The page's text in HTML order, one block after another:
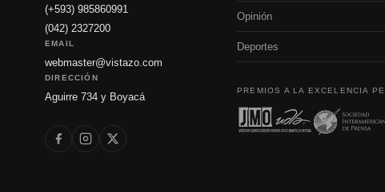
(+593) 985860991
(042) 2327200
EMAIL
webmaster@vistazo.com
DIRECCIÓN
Aguirre 734 y Boyacá
Opinión
Deportes
PREMIOS A LA EXCELENCIA